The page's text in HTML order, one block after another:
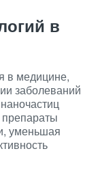
в
в медицине,
заболеваний
препараты
уменьшая